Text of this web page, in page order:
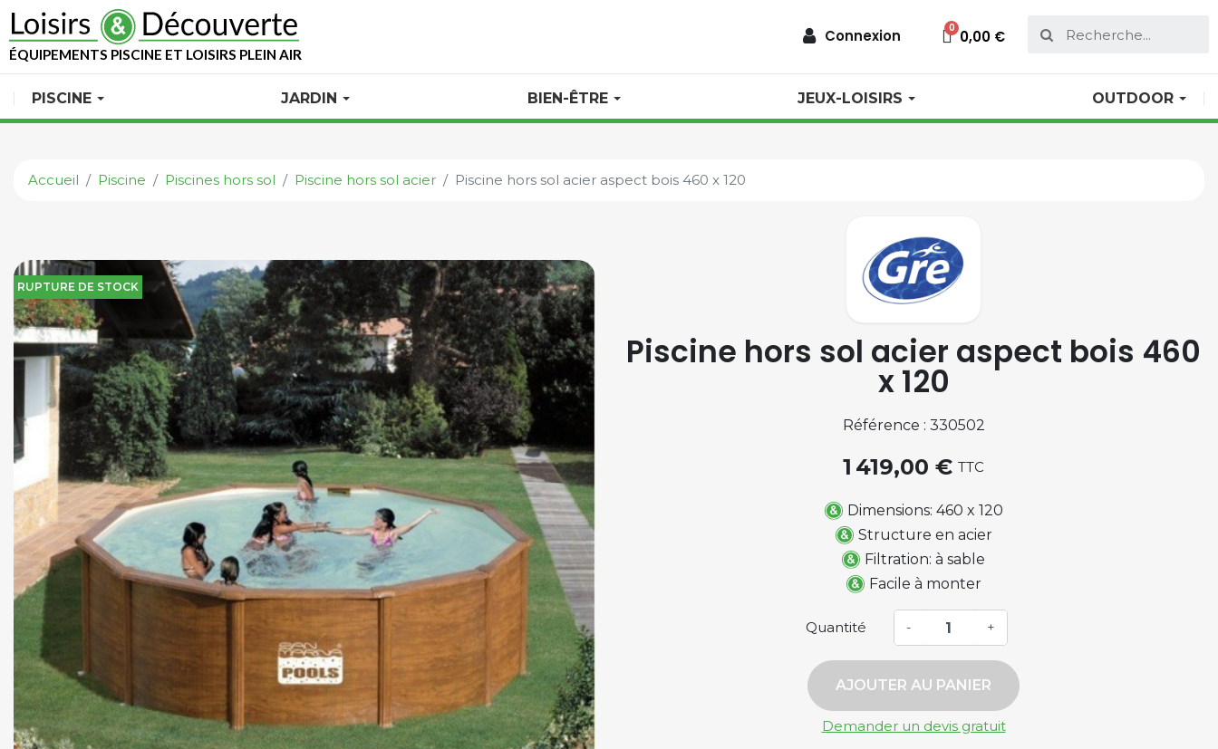
ÉQUIPEMENTS PISCINE ET LOISIRS PLEIN AIR
Connexion 0,00 €
PISCINE JARDIN BIEN-ÊTRE JEUX-LOISIRS OUTDOOR
Accueil Piscine Piscines hors sol Piscine hors sol acier Piscine hors sol acier aspect bois 460 x 120
RUPTURE DE STOCK
Piscine hors sol acier aspect bois 460
x 120
Référence : 330502
1 419,00 € TTC
Dimensions: 460 x 120
Structure en acier
Filtration: à sable
Facile à monter
Quantité - +
AJOUTER AU PANIER
Demander un devis gratuit